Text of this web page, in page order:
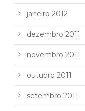
janeiro 2012
dezembro 2011
novembro 2011
outubro 2011
setembro 2011